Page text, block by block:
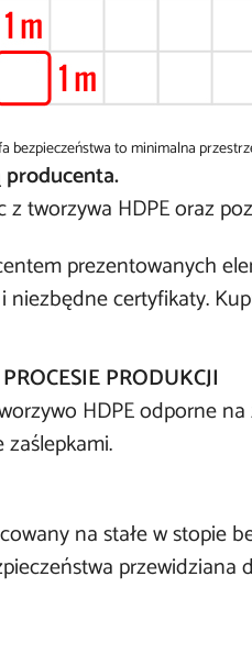
bezpieczeństwa to minimalna
tworzywa HDPE oraz
prezentowanych
niezbędne certyfikaty.
PRODUKCJI
HDPE odporne
na stałe w stopie
przewidziana